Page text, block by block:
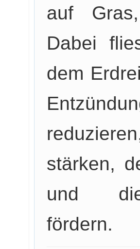
auf
Dabei
dem
stärken,
und die
fördern.